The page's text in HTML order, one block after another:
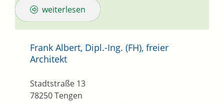
weiterlesen
Frank Albert, Dipl.-Ing. (FH), freier
Architekt
Stadtstraße 13
78250Tengen